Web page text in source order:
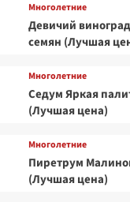
Многолетние
Девичий
семян (Лучшая
Многолетние
Седум Яркая
(Лучшая цена)
Многолетние
Пиретрум
(Лучшая цена)